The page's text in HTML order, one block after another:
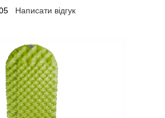
Написати відгук